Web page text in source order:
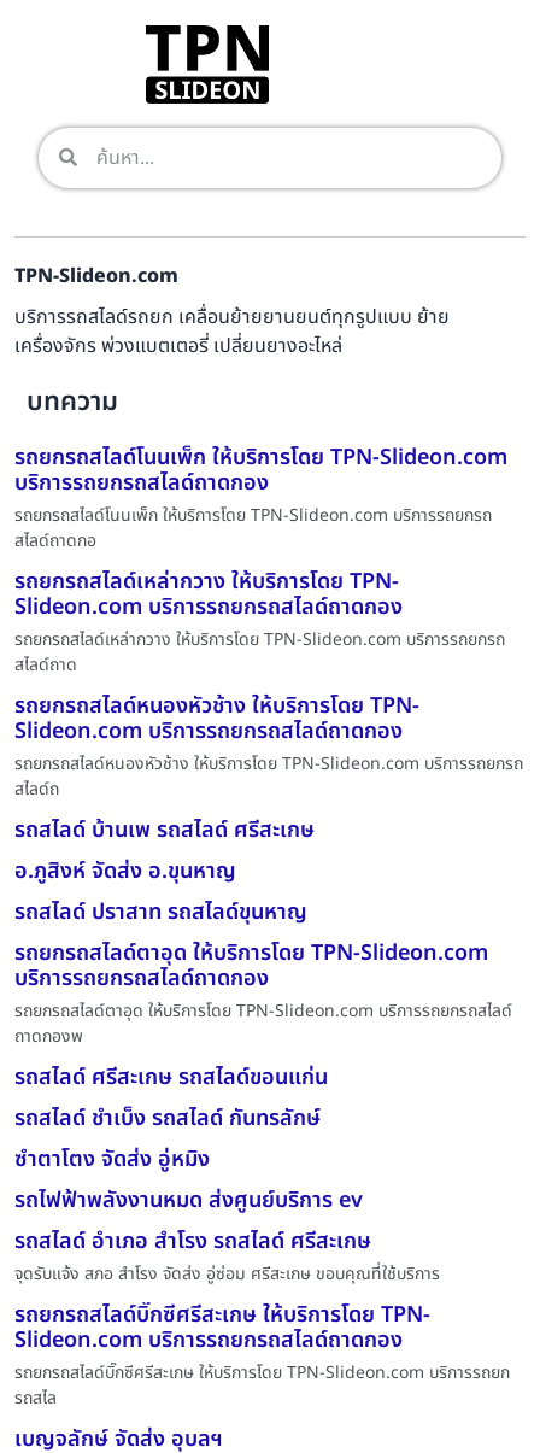
TPN-Slideon.com
บริการรถสไลด์รถยก เคลื่อนย้ายยานยนต์ทุกรูปแบบ ย้าย
เครื่องจักร พ่วงแบตเตอรี่ เปลี่ยนยางอะไหล่
บทความ
รถยกรถสไลด์โนนเพ็ก ให้บริการโดย TPN-Slideon.com
บริการรถยกรถสไลด์ถาดกอง
รถยกรถสไลด์โนนเพ็ก ให้บริการโดย TPN-Slideon.com บริการรถยกรถ
สไลด์ถาดกอ
รถยกรถสไลด์เหล่ากวาง ให้บริการโดย TPN-
Slideon.com บริการรถยกรถสไลด์ถาดกอง
รถยกรถสไลด์เหล่ากวาง ให้บริการโดย TPN-Slideon.com บริการรถยกรถ
สไลด์ถาด
รถยกรถสไลด์หนองหัวช้าง ให้บริการโดย TPN-
Slideon.com บริการรถยกรถสไลด์ถาดกอง
รถยกรถสไลด์หนองหัวช้าง ให้บริการโดย TPN-Slideon.com บริการรถยกรถ
สไลด์ถ
รถสไลด์ บ้านเพ รถสไลด์ ศรีสะเกษ
อ.ภูสิงห์ จัดส่ง อ.ขุนหาญ
รถสไลด์ ปราสาท รถสไลด์ขุนหาญ
รถยกรถสไลด์ตาอุด ให้บริการโดย TPN-Slideon.com
บริการรถยกรถสไลด์ถาดกอง
รถยกรถสไลด์ตาอุด ให้บริการโดย TPN-Slideon.com บริการรถยกรถสไลด์
ถาดกองพ
รถสไลด์ ศรีสะเกษ รถสไลด์ขอนแก่น
รถสไลด์ ชำเบ็ง รถสไลด์ กันทรลักษ์
ซำตาโตง จัดส่ง อู่หมิง
รถไฟฟ้าพลังงานหมด ส่งศูนย์บริการ ev
รถสไลด์ อำเภอ สำโรง รถสไลด์ ศรีสะเกษ
จุดรับแจ้ง สภอ สำโรง จัดส่ง อู่ซ่อม ศรีสะเกษ ขอบคุณที่ใช้บริการ
รถยกรถสไลด์บิ๊กซีศรีสะเกษ ให้บริการโดย TPN-
Slideon.com บริการรถยกรถสไลด์ถาดกอง
รถยกรถสไลด์บิ๊กซีศรีสะเกษ ให้บริการโดย TPN-Slideon.com บริการรถยก
รถสไล
เบญจลักษ์ จัดส่ง อุบลฯ